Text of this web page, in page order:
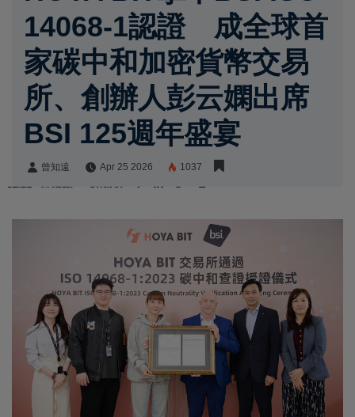
14068-1認證 成全球首
家碳中和加密貨幣交易
所、創辦人彭云嫻出席
BSI 125週年盛宴
曾知遠 Apr 25 2026 1037